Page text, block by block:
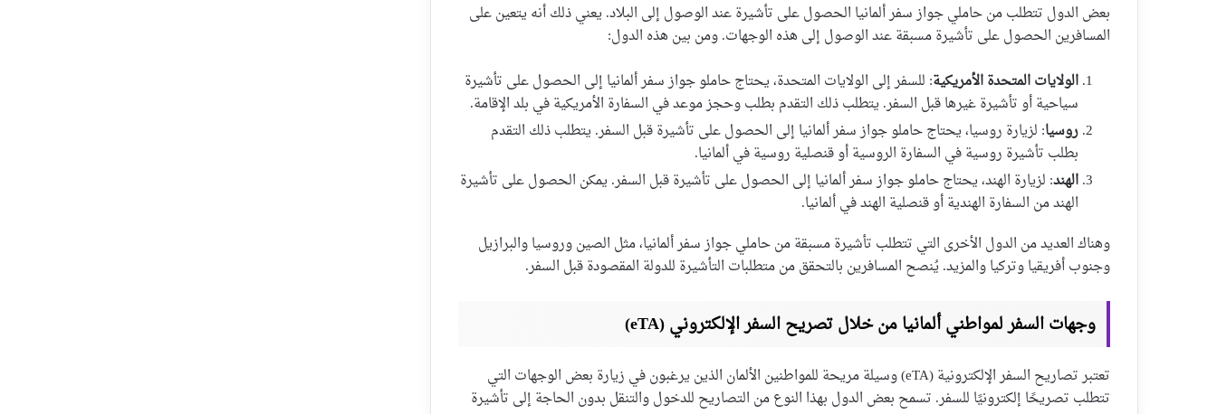
بعض الدول تتطلب من حاملي جواز سفر ألمانيا الحصول على تأشيرة عند الوصول إلى البلاد. يعني ذلك أنه يتعين على
المسافرين الحصول على تأشيرة مسبقة عند الوصول إلى هذه الوجهات. ومن بين هذه الدول:
الولايات المتحدة الأمريكية: للسفر إلى الولايات المتحدة، يحتاج حاملو جواز سفر ألمانيا إلى الحصول على تأشيرة
سياحية أو تأشيرة غيرها قبل السفر. يتطلب ذلك التقدم بطلب وحجز موعد في السفارة الأمريكية في بلد الإقامة.
روسيا: لزيارة روسيا، يحتاج حاملو جواز سفر ألمانيا إلى الحصول على تأشيرة قبل السفر. يتطلب ذلك التقدم
بطلب تأشيرة روسية في السفارة الروسية أو قنصلية روسية في ألمانيا.
الهند: لزيارة الهند، يحتاج حاملو جواز سفر ألمانيا إلى الحصول على تأشيرة قبل السفر. يمكن الحصول على تأشيرة
الهند من السفارة الهندية أو قنصلية الهند في ألمانيا.
وهناك العديد من الدول الأخرى التي تتطلب تأشيرة مسبقة من حاملي جواز سفر ألمانيا، مثل الصين وروسيا والبرازيل
وجنوب أفريقيا وتركيا والمزيد. يُنصح المسافرين بالتحقق من متطلبات التأشيرة للدولة المقصودة قبل السفر.
وجهات السفر لمواطني ألمانيا من خلال تصريح السفر الإلكتروني (eTA)
تعتبر تصاريح السفر الإلكترونية (eTA) وسيلة مريحة للمواطنين الألمان الذين يرغبون في زيارة بعض الوجهات التي
تتطلب تصريحًا إلكترونيًا للسفر. تسمح بعض الدول بهذا النوع من التصاريح للدخول والتنقل بدون الحاجة إلى تأشيرة